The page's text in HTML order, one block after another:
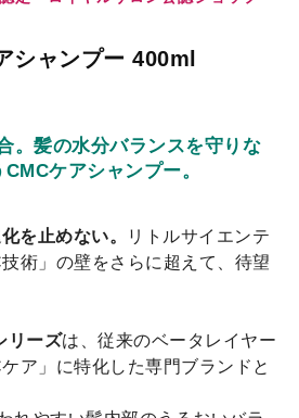
シャンプー 400ml
。髪の水分バランスを守りな
ケアシャンプー。
を止めない。
リトルサイエンテ
術」の壁をさらに超えて、待望
リーズは、従来のベータレイヤー
ア」に特化した専門ブランドと